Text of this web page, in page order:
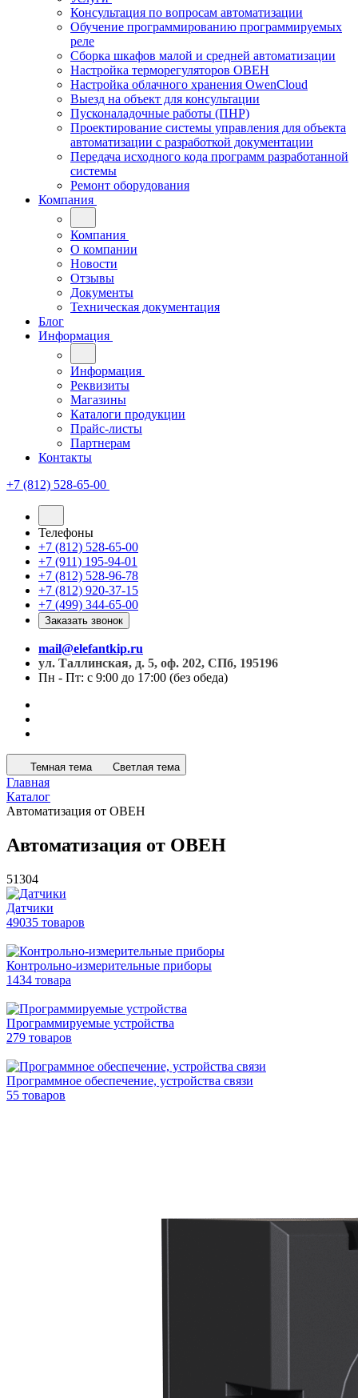
Консультация по вопросам автоматизации
Обучение программированию программируемых
реле
Сборка шкафов малой и средней автоматизации
Настройка терморегуляторов ОВЕН
Настройка облачного хранения OwenCloud
Выезд на объект для консультации
Пусконаладочные работы (ПНР)
Проектирование системы управления для объекта
автоматизации с разработкой документации
Передача исходного кода программ разработанной
системы
Ремонт оборудования
Компания
Компания
О компании
Новости
Отзывы
Документы
Техническая документация
Блог
Информация
Информация
Реквизиты
Магазины
Каталоги продукции
Прайс-листы
Партнерам
Контакты
+7 (812) 528-65-00
Телефоны
+7 (812) 528-65-00
+7 (911) 195-94-01
+7 (812) 528-96-78
+7 (812) 920-37-15
+7 (499) 344-65-00
Заказать звонок
mail@elefantkip.ru
ул. Таллинская, д. 5, оф. 202, СПб, 195196
Пн - Пт: с 9:00 до 17:00 (без обеда)
Темная тема Светлая тема
Главная
Каталог
Автоматизация от ОВЕН
Автоматизация от ОВЕН
51304
Датчики
49035 товаров
Контрольно-измерительные приборы
1434 товара
Программируемые устройства
279 товаров
Программное обеспечение, устройства связи
55 товаров